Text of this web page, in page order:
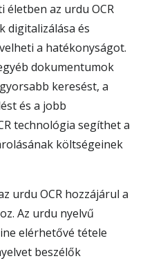
életben az urdu OCR
digitalizálása és
a hatékonyságot.
dokumentumok
keresést, a
és a jobb
technológia segíthet a
költségeinek
urdu OCR hozzájárul a
Az urdu nyelvű
elérhetővé tétele
beszélők